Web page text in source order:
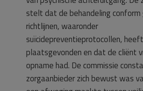
stelt dat de behandeling conform
richtlijnen, waaronder
suïcidepreventieprotocollen, heeft
plaatsgevonden en dat de cliënt
opname had. De commissie
zorgaanbieder zich bewust was